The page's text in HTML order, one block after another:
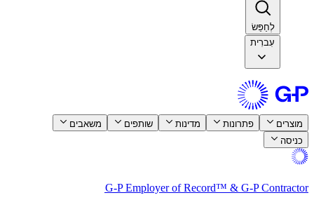
לְחַפֵּשׂ​​
עִברִית
מוצרים​​ פתרונות​​ מדינות​​ שותפים​​
משאבים​​
כניסה​​
G-P Employer of Record™ & G-P Contractor​​